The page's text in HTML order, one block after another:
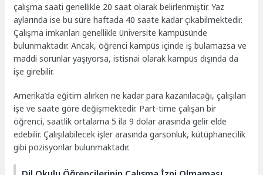
çalışma saati genellikle 20 saat olarak belirlenmiştir. Yaz
aylarında ise bu süre haftada 40 saate kadar çıkabilmektedir.
Çalışma imkanları genellikle üniversite kampüsünde
bulunmaktadır. Ancak, öğrenci kampüs içinde iş bulamazsa ve
maddi sorunlar yaşıyorsa, istisnai olarak kampüs dışında da
işe girebilir.
Amerika’da eğitim alırken ne kadar para kazanılacağı, çalışılan
işe ve saate göre değişmektedir. Part-time çalışan bir
öğrenci, saatlik ortalama 5 ila 9 dolar arasında gelir elde
edebilir. Çalışılabilecek işler arasında garsonluk, kütüphanecilik
gibi pozisyonlar bulunmaktadır.